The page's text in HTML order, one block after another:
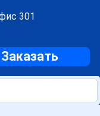
301
Заказать